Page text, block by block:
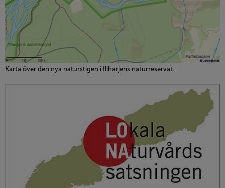
Karta över den nya naturstigen i Illharjens naturreservat.